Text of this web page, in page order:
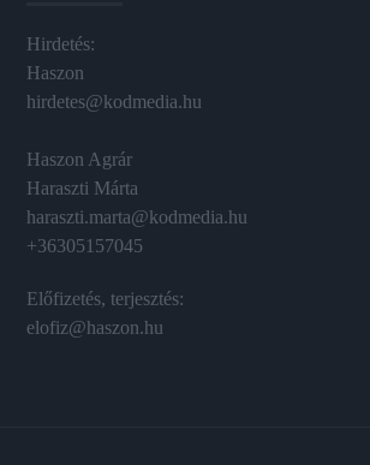
Hirdetés:
Haszon
hirdetes@kodmedia.hu
Haszon Agrár
Haraszti Márta
haraszti.marta@kodmedia.hu
+36305157045
Előfizetés, terjesztés:
elofiz@haszon.hu